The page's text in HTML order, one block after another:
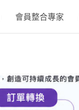
會員整合專家